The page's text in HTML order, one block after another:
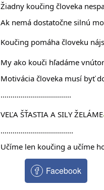
Žiadny koučing človeka
Ak nemá dostatočne silnú
Koučing pomáha človeku
My ako kouči hľadáme
Motivácia človeka musí byť
...................................
VEĽA ŠŤASTIA A SILY ŽELÁME
....................................
Učíme len koučing a učíme
Facebook